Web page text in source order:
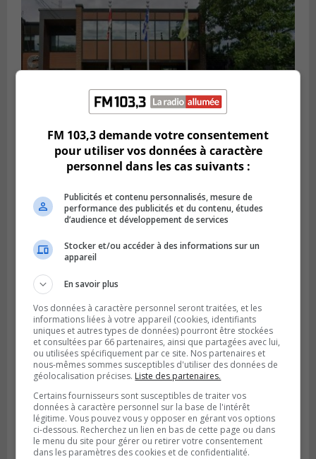
SAINT-CONSTANT
Saint-Constant signe une nouvelle
convention pour le bien de la population
SAINT-LAMBERT
Publié le 4 août 2026 à 12h00
Une conseillère de Saint-Lambert craint le
développement de MET
FM 103,3 demande votre consentement
pour utiliser vos données à caractère
personnel dans les cas suivants :
Publicités et contenu personnalisés, mesure de
performance des publicités et du contenu, études
d’audience et développement de services
Stocker et/ou accéder à des informations sur un
appareil
En savoir plus
Vos données à caractère personnel seront traitées, et les
informations liées à votre appareil (cookies, identifiants
uniques et autres types de données) pourront être stockées
et consultées par 66 partenaires, ainsi que partagées avec lui,
ou utilisées spécifiquement par ce site. Nos partenaires et
nous-mêmes sommes susceptibles d'utiliser des données de
géolocalisation précises. Liste des partenaires.
Certains fournisseurs sont susceptibles de traiter vos
données à caractère personnel sur la base de l'intérêt
légitime. Vous pouvez vous y opposer en gérant vos options
ci-dessous. Recherchez un lien en bas de cette page ou dans
le menu du site pour gérer ou retirer votre consentement
dans les paramètres des cookies et de confidentialité.